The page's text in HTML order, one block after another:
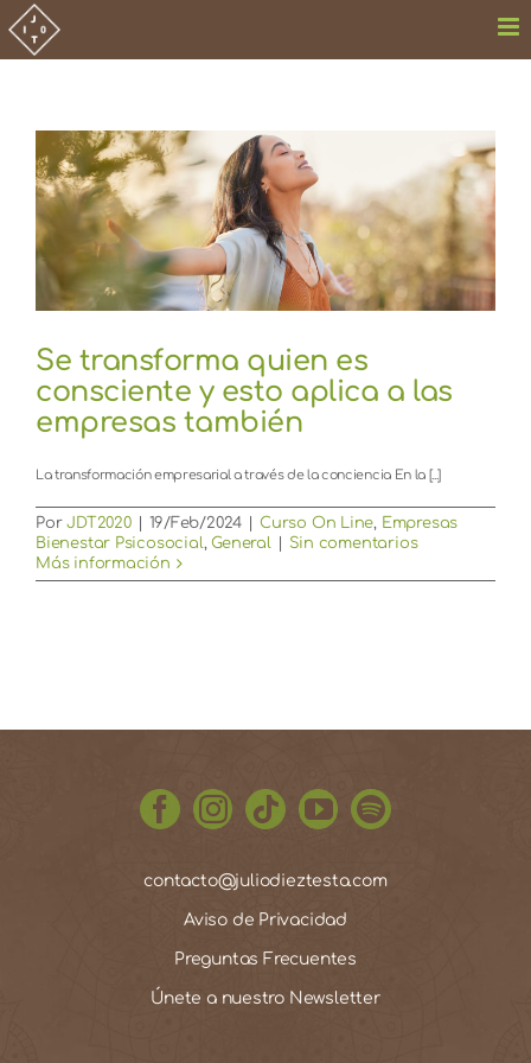
Saltar
al
contenido
Se transforma quien es
consciente y esto aplica a las
empresas también
La transformación empresarial a través de la conciencia En la [...]
PorJDT2020 19/Feb/2024 Curso On Line, Empresas
Bienestar Psicosocial,General
Sin comentarios
Más información
contacto@juliodieztesta.com
Aviso de Privacidad
Preguntas Frecuentes
Únete a nuestro Newsletter